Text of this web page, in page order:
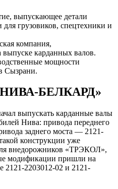
выпускающее детали
грузовиков, спецтехники и
компания,
карданных валов.
мощности
Сызрани.
БЕЛКАРД»
выпускать карданные валы
Нива: привода переднего
заднего моста — 2121-
конструкции уже
внедорожников «ТРЭКОЛ»,
модификации пришли на
2121-2203012-02 и 2121-